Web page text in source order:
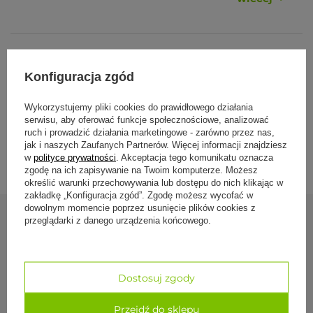
pozycji i stylów jogi.
Pokrowiec zewnętrzny: 100% bawełna, zdejmowany i
zapinany na suwak.
Pokrowiec wewnętrzny: bawełna, również z suwakiem.
Wypełnienie: 100% naturalna łuska gryki –
hipoalergiczna, antybakteryjna i oddychająca.
Regulowana twardość: możliwość dodania lub usunięcia
łusek według własnych preferencji.
Waga i elastyczność: idealnie dopasowuje się do ciała,
zapewniając komfort i stabilność.
Specyfikacja
Dostawa i zwroty
Konfiguracja zgód
Wykorzystujemy pliki cookies do prawidłowego działania
serwisu, aby oferować funkcje społecznościowe, analizować
ruch i prowadzić działania marketingowe - zarówno przez nas,
jak i naszych Zaufanych Partnerów. Więcej informacji znajdziesz
w polityce prywatności . Akceptacja tego komunikatu oznacza
zgodę na ich zapisywanie na Twoim komputerze. Możesz
określić warunki przechowywania lub dostępu do nich klikając w
zakładkę „Konfiguracja zgód”. Zgodę możesz wycofać w
dowolnym momencie poprzez usunięcie plików cookies z
przeglądarki z danego urządzenia końcowego.
Dostosuj zgody
Przejdź do sklepu